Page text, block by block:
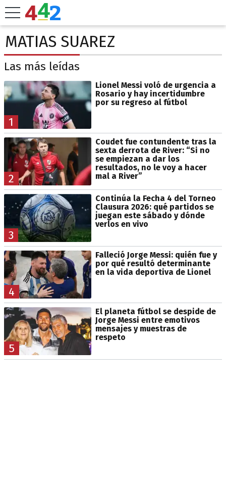
MATIAS SUAREZ
Las más leídas
1
Lionel Messi voló de urgencia a
Rosario y hay incertidumbre
por su regreso al fútbol
2
Coudet fue contundente tras la
sexta derrota de River: “Si no
se empiezan a dar los
resultados, no le voy a hacer
mal a River”
3
Continúa la Fecha 4 del Torneo
Clausura 2026: qué partidos se
juegan este sábado y dónde
verlos en vivo
4
Falleció Jorge Messi: quién fue y
por qué resultó determinante
en la vida deportiva de Lionel
5
El planeta fútbol se despide de
Jorge Messi entre emotivos
mensajes y muestras de
respeto